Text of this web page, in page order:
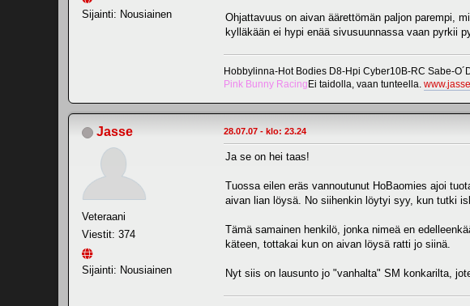
Sijainti: Nousiainen
Ohjattavuus on aivan äärettömän paljon parempi,
kylläkään ei hypi enää sivusuunnassa vaan pyrkii
Hobbylinna-Hot Bodies D8-Hpi Cyber10B-RC Sabe-
Pink Bunny Racing Ei taidolla, vaan tunteella.
Jasse
Veteraani
Viestit: 374
Sijainti: Nousiainen
28.07.07 - klo: 23.24
Ja se on hei taas!
Tuossa eilen eräs vannoutunut HoBaomies ajoi
aivan lian löysä. No siihenkin löytyi syy, kun tutki
Tämä samainen henkilö, jonka nimeä en
käteen, tottakai kun on aivan löysä ratti jo siinä.
Nyt siis on lausunto jo "vanhalta" SM konkarilta,